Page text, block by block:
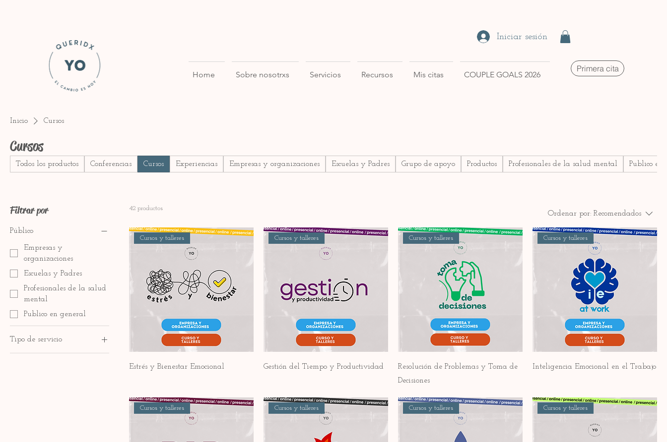
Iniciar sesión
Home Sobre nosotrxs Servicios Recursos Mis citas COUPLE GOALS 2026
Primera cita
Inicio Cursos
Cursos
Todos los productos Conferencias Cursos Experiencias Empresas y organizaciones Escuelas y Padres Grupo de apoyo Productos Profesionales de la salud mental Publico en
Filtrar por
Público
Empresas y
organizaciones
Escuelas y Padres
Profesionales de la salud
mental
Publico en general
Tipo de servicio
42 productos
Ordenar por: Recomendados
Cursos y talleres
Estrés y Bienestar Emocional
Cursos y talleres
Gestión del Tiempo y Productividad
Cursos y talleres
Resolución de Problemas y Toma de
Decisiones
Cursos y talleres
Inteligencia Emocional en el Trabajo
Cursos y talleres Cursos y talleres Cursos y talleres Cursos y talleres